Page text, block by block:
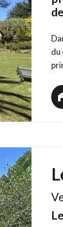
du